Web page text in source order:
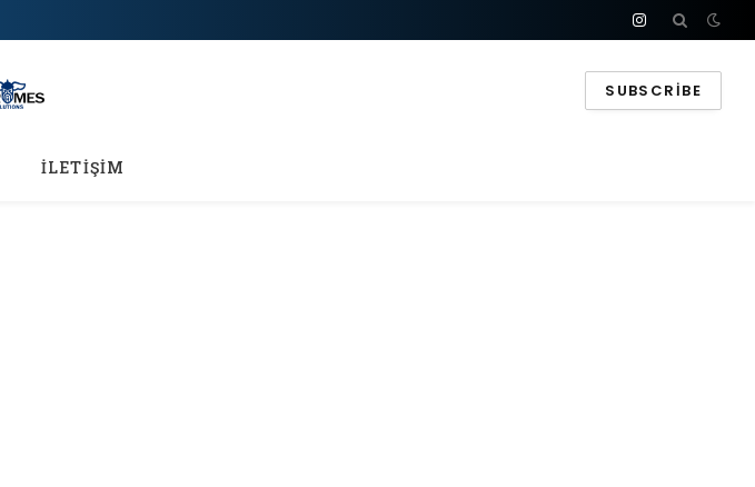
Instagram
SUBSCRIBE
İLETİŞİM